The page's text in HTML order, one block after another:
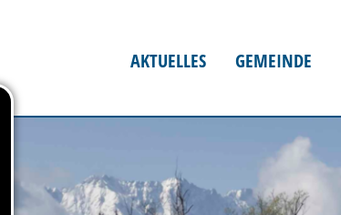
AKTUELLES GEMEINDE